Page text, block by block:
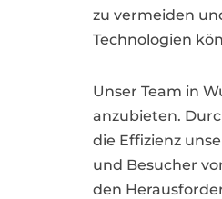
zu vermeiden
Technologien
Unser Team in
anzubieten.
die Effizienz
und Besucher
den